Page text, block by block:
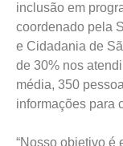
inclusão em
coordenado pela
e Cidadania de
de 30% nos
média, 350
informações para
“Nosso objetivo é